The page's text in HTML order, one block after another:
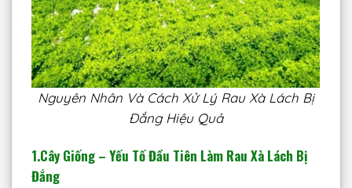
Nguyên Nhân Và Cách Xử Lý Rau Xà Lách Bị
Đắng Hiệu Quả
1.Cây Giống – Yếu Tố Đầu Tiên Làm Rau Xà Lách Bị
Đắng